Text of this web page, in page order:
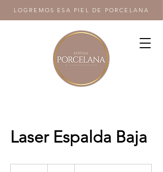
LOGREMOS ESA PIEL DE PORCELANA
Laser Espalda Baja